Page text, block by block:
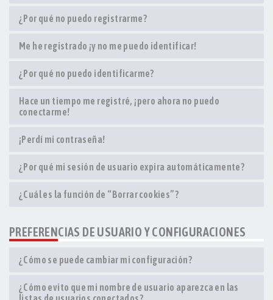
¿Por qué no puedo registrarme?
Me he registrado ¡y no me puedo identificar!
¿Por qué no puedo identificarme?
Hace un tiempo me registré, ¡pero ahora no puedo
conectarme!
¡Perdí mi contraseña!
¿Por qué mi sesión de usuario expira automáticamente?
¿Cuál es la función de “Borrar cookies”?
PREFERENCIAS DE USUARIO Y CONFIGURACIONES
¿Cómo se puede cambiar mi configuración?
¿Cómo evito que mi nombre de usuario aparezca en las